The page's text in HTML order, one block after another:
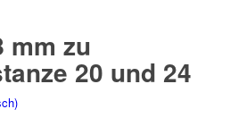
)
mm zu
20 und 24